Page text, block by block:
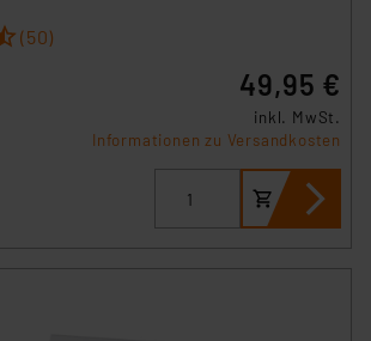
(50)
49,95 €
inkl. MwSt.
Informationen zu Versandkosten